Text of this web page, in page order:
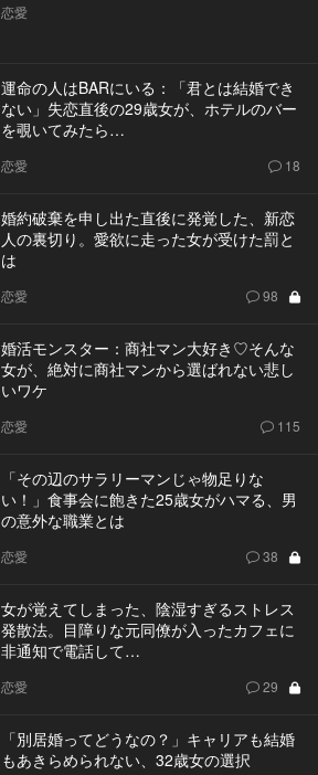
恋愛
運命の人はBARにいる：「君とは結婚でき
ない」失恋直後の29歳女が、ホテルのバー
を覗いてみたら…
恋愛 18
婚約破棄を申し出た直後に発覚した、新恋
人の裏切り。愛欲に走った女が受けた罰と
は
恋愛 98
婚活モンスター：商社マン大好き♡そんな
女が、絶対に商社マンから選ばれない悲し
いワケ
恋愛 115
「その辺のサラリーマンじゃ物足りな
い！」食事会に飽きた25歳女がハマる、男
の意外な職業とは
恋愛 38
女が覚えてしまった、陰湿すぎるストレス
発散法。目障りな元同僚が入ったカフェに
非通知で電話して…
恋愛 29
「別居婚ってどうなの？」キャリアも結婚
もあきらめられない、32歳女の選択